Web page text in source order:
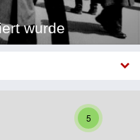
wurde
5